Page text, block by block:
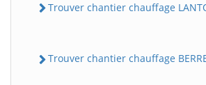
Trouver chantier chauffage
Trouver chantier chauffage